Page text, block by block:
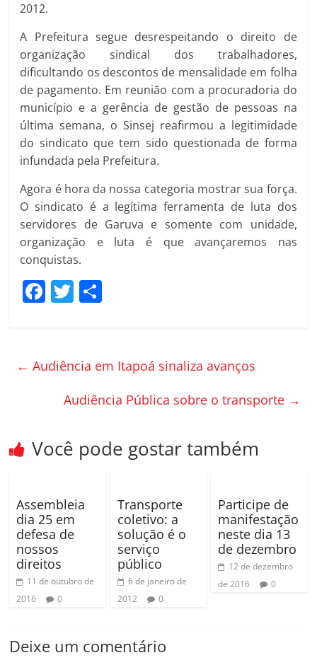
2012.
A Prefeitura segue desrespeitando o direito de
organização sindical dos trabalhadores,
dificultando os descontos de mensalidade em folha
de pagamento. Em reunião com a procuradoria do
município e a gerência de gestão de pessoas na
última semana, o Sinsej reafirmou a legitimidade
do sindicato que tem sido questionada de forma
infundada pela Prefeitura.
Agora é hora da nossa categoria mostrar sua força.
O sindicato é a legítima ferramenta de luta dos
servidores de Garuva e somente com unidade,
organização e luta é que avançaremos nas
conquistas.
F
e
k
T
er p
til
ar
← Audiência em Itapoá sinaliza avanços
Audiência Pública sobre o transporte →
Você pode gostar também
Assembleia
dia 25 em
defesa de
nossos
direitos
11 de outubro de
2016
0
Transporte
coletivo: a
solução é o
serviço
público
6 de janeiro de
2012
0
Participe de
manifestação
neste dia 13
de dezembro
12 de dezembro
de 2016
0
Deixe um comentário